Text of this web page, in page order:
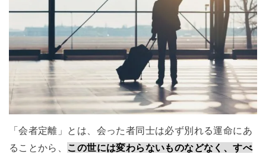
「会者定離」とは、会った者同士は必ず別れる運命にあ
ることから、 この世には変わらないものなどなく、すべ